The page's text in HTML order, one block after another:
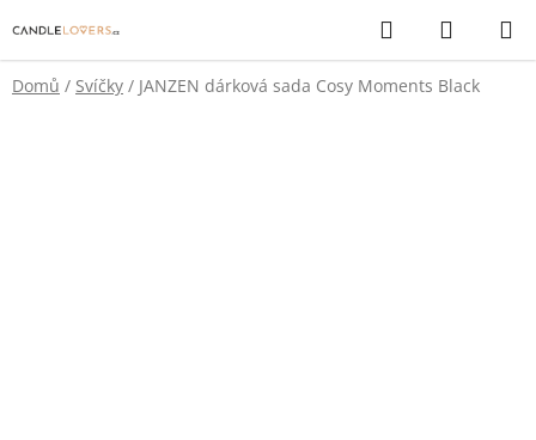
na
obsah
Hledat
KOŠÍK
Domů / Svíčky / JANZEN dárková sada Cosy Moments Black